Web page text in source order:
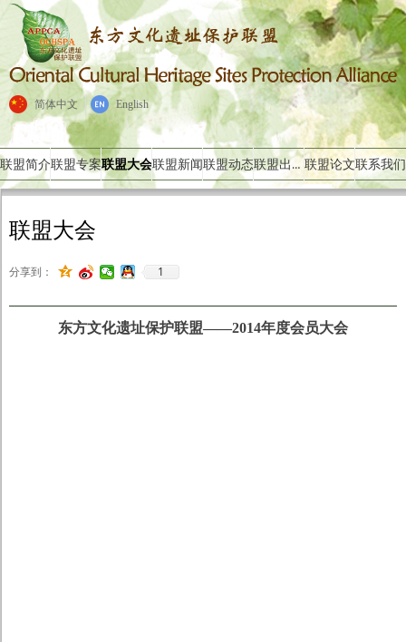
简体中文 English
联盟简介联盟专案联盟大会联盟新闻联盟动态 联盟出版物 联盟论文联系我们
联盟大会
分享到： 1
东方文化遗址保护联盟——2014年度会员大会